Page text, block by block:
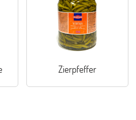
Zierpfeffer